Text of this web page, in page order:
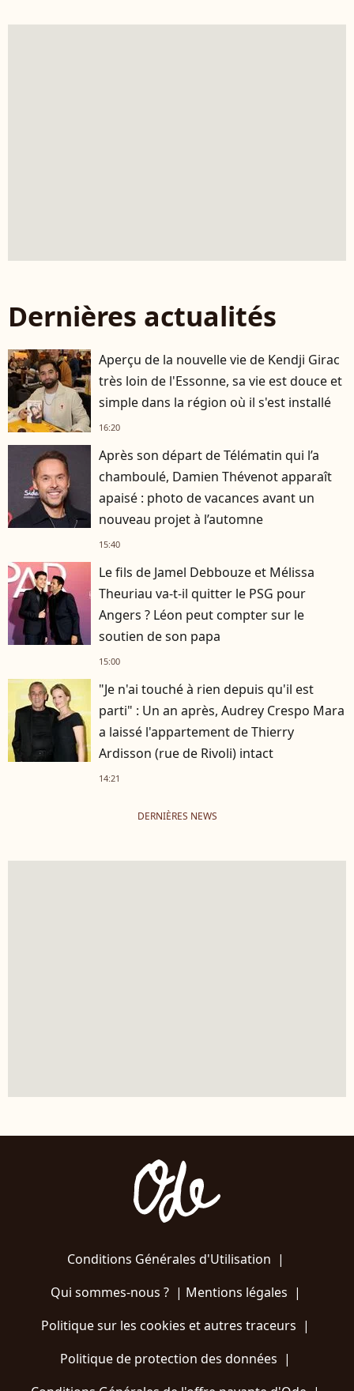
Dernières actualités
Aperçu de la nouvelle vie de Kendji Girac
très loin de l'Essonne, sa vie est douce et
simple dans la région où il s'est installé
16:20
Après son départ de Télématin qui l’a
chamboulé, Damien Thévenot apparaît
apaisé : photo de vacances avant un
nouveau projet à l’automne
15:40
Le fils de Jamel Debbouze et Mélissa
Theuriau va-t-il quitter le PSG pour
Angers ? Léon peut compter sur le
soutien de son papa
15:00
"Je n'ai touché à rien depuis qu'il est
parti" : Un an après, Audrey Crespo Mara
a laissé l'appartement de Thierry
Ardisson (rue de Rivoli) intact
14:21
DERNIÈRES NEWS
Conditions Générales d'Utilisation |
Qui sommes-nous ?| Mentions légales |
Politique sur les cookies et autres traceurs |
Politique de protection des données |